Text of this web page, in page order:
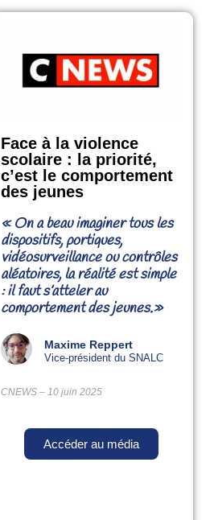
Face à la violence
scolaire : la priorité,
c’est le comportement
des jeunes
« On a beau imaginer tous les
dispositifs, portiques,
vidéosurveillance ou contrôles
aléatoires, la réalité est simple
: il faut s’atteler au
comportement des jeunes.»
Maxime Reppert
Vice-président du SNALC
CNEWS – 10 juin 2025
Accéder au média